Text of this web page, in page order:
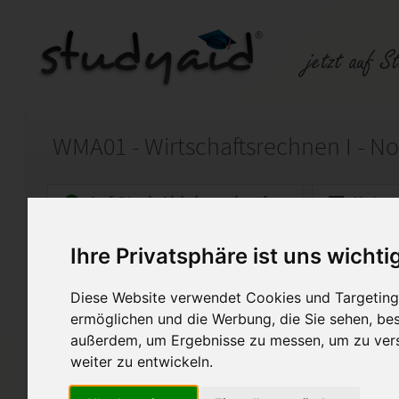
Ihre Privatsphäre ist uns
Diese Website verwendet Cookies und
ermöglichen und die Werbung, die Sie sehen,
außerdem, um Ergebnisse zu messen, um zu
weiter zu entwickeln.
WMA01 - Wirtschaftsrechnen I -
Auf StudyAid.de verkaufen
Startseite Wirtschaft
Note 1 - inkl. Anmerkungen
Ich biete hier meine selbst
genannte ESA an. Diese
bewertet. Bitte verwenden